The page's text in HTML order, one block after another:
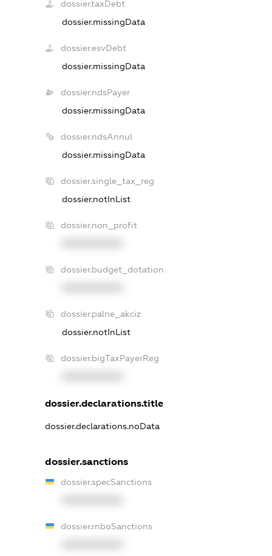
dossier.taxDebt
dossier.missingData
dossier.esvDebt
dossier.missingData
dossier.ndsPayer
dossier.missingData
dossier.ndsAnnul
dossier.missingData
dossier.single_tax_reg
dossier.notInList
dossier.non_profit
dossier.budget_dotation
dossier.palne_akciz
dossier.notInList
dossier.bigTaxPayerReg
dossier.declarations.title
dossier.declarations.noData
dossier.sanctions
dossier.specSanctions
dossier.rnboSanctions